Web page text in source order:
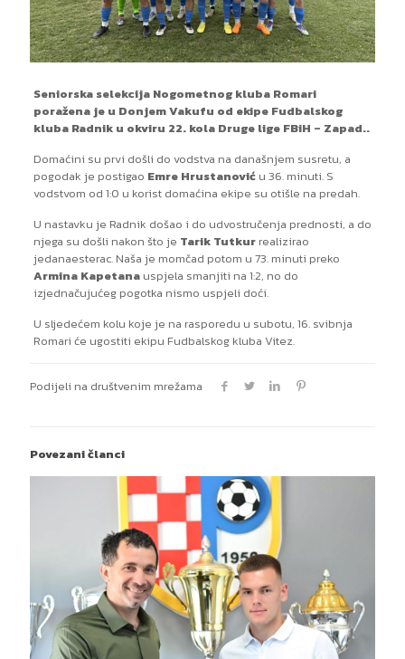
Seniorska selekcija Nogometnog kluba Romari
poražena je u Donjem Vakufu od ekipe Fudbalskog
kluba Radnik u okviru 22. kola Druge lige FBiH – Zapad..
Domaćini su prvi došli do vodstva na današnjem susretu, a
pogodak je postigao Emre Hrustanoviću 36. minuti. S
vodstvom od 1:0 u korist domaćina ekipe su otišle na predah.
U nastavku je Radnik došao i do udvostručenja prednosti, a do
njega su došli nakon što je Tarik Tutkur realizirao
jedanaesterac. Naša je momčad potom u 73. minuti preko
Armina Kapetanauspjela smanjiti na 1:2, no do
izjednačujućeg pogotka nismo uspjeli doći.
U sljedećem kolu koje je na rasporedu u subotu, 16. svibnja
Romari će ugostiti ekipu Fudbalskog kluba Vitez.
Podijeli na društvenim mrežama
Povezani članci